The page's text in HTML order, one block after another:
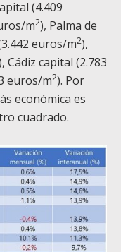
(4.409
m2), Palma de
euros/m2),
Cádiz capital (2.783
euros/m2). Por
económica es
cuadrado.